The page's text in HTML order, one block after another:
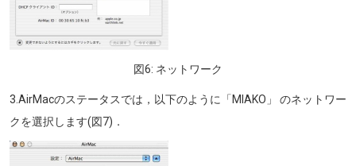
図6: ネットワーク
3.AirMacのステータスでは，以下のように「MIAKO」 のネットワー
クを選択します(図7)．
画像